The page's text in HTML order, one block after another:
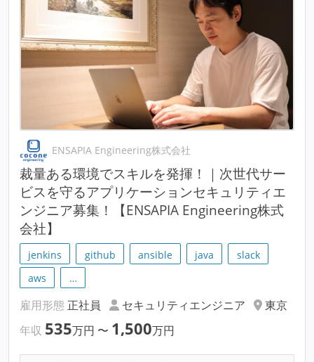
ENSAPIA Engineering株式会社
裁量ある環境でスキルを発揮！｜次世代サー
ビスを守るアプリケーションセキュリティエ
ンジニア募集！【ENSAPIA Engineering株式
会社】
jenkins github ansible java
slack
aws
…
雇用形態 正社員 セキュリティエンジニア
東京
年収 535万円 〜 1,500万円